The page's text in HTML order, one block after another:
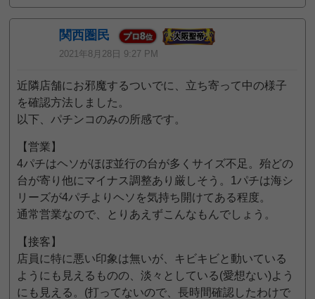
関西圏民 プロ8位
2021年8月28日 9:27 PM
近隣店舗にお邪魔するついでに、立ち寄って中の様子
を確認方法しました。
以下、パチンコのみの所感です。
【営業】
4パチはヘソがほぼ並行の台が多くサイズ不足。殆どの
台が寄り他にマイナス調整あり厳しそう。1パチは海シ
リーズが4パチよりヘソを気持ち開けてある程度。
通常営業なので、とりあえずこんなもんでしょう。
【接客】
店員に特に悪い印象は無いが、キビキビと動いている
ようにも見えるものの、淡々としている(愛想ない)よう
にも見える。(打ってないので、長時間確認したわけで